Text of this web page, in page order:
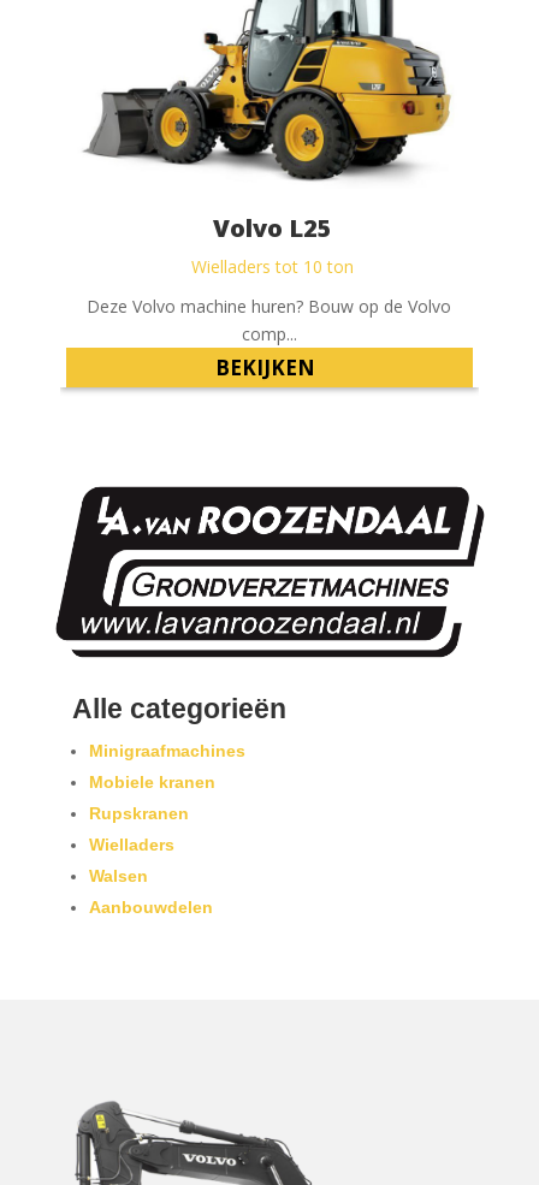
Volvo L25
Wielladers tot 10 ton
Deze Volvo machine huren? Bouw op de Volvo
comp...
BEKIJKEN
Alle categorieën
Minigraafmachines
Mobiele kranen
Rupskranen
Wielladers
Walsen
Aanbouwdelen